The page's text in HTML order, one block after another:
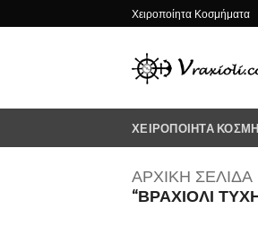
στο
Χειροποίητα Κοσμήματα
ΧΕΙΡΟΠΟΊΗΤΑ
ΑΡΧΙΚΉ ΣΕΛΊΔΑ
“ΒΡΑΧΙΟΛΙ